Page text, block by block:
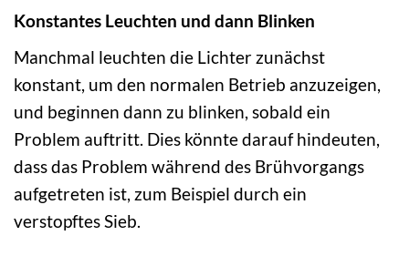
Konstantes Leuchten und dann Blinken
Manchmal leuchten die Lichter zunächst
konstant, um den normalen Betrieb anzuzeigen,
und beginnen dann zu blinken, sobald ein
Problem auftritt. Dies könnte darauf hindeuten,
dass das Problem während des Brühvorgangs
aufgetreten ist, zum Beispiel durch ein
verstopftes Sieb.